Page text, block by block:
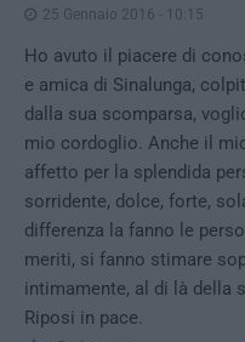
25 Gennaio 2016 - 10:15
Ho avuto il piacere di
e amica di Sinalunga,
dalla sua scomparsa,
mio cordoglio. Anche il
affetto per la splendida
sorridente, dolce, forte,
differenza la fanno le
meriti, si fanno stimare
intimamente, al di là della
Riposi in pace.